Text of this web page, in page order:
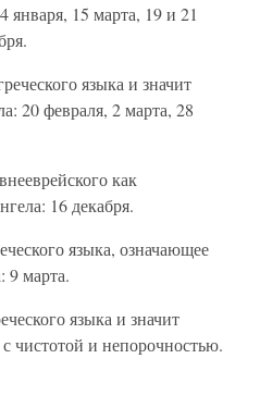
15 марта, 19 и 21
языка и значит
20 февраля, 2 марта, 28
как
16 декабря.
языка, означающее
9 марта.
языка и значит
чистотой и непорочностью.